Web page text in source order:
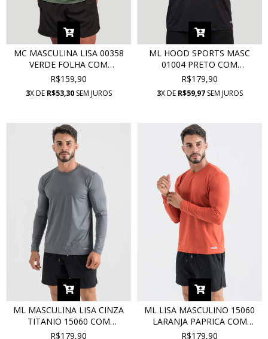
MC MASCULINA LISA 00358
VERDE FOLHA COM
PROTEÇÃO UV
R$159,90
3X DE R$53,30SEM JUROS
ML HOOD SPORTS MASC
01004 PRETO COM
PROTEÇÃO UV
R$179,90
3X DE R$59,97SEM JUROS
ML MASCULINA LISA CINZA
TITANIO 15060 COM
PROTEÇÃO UV
R$179,90
ML LISA MASCULINO 15060
LARANJA PAPRICA COM
PROTEÇÃO UV
R$179,90